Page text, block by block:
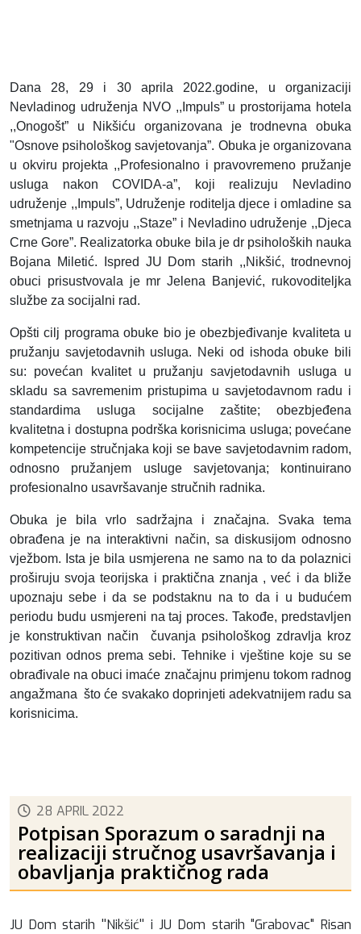
Dana 28, 29 i 30 aprila 2022.godine, u organizaciji
Nevladinog udruženja NVO ,,Impuls” u prostorijama hotela
,,Onogošt” u Nikšiću organizovana je trodnevna obuka
"Osnove psihološkog savjetovanja”. Obuka je organizovana
u okviru projekta ,,Profesionalno i pravovremeno pružanje
usluga nakon COVIDA-a”, koji realizuju Nevladino
udruženje ,,Impuls”, Udruženje roditelja djece i omladine sa
smetnjama u razvoju ,,Staze” i Nevladino udruženje ,,Djeca
Crne Gore”. Realizatorka obuke bila je dr psiholoških nauka
Bojana Miletić. Ispred JU Dom starih ,,Nikšić, trodnevnoj
obuci prisustvovala je mr Jelena Banjević, rukovoditeljka
službe za socijalni rad.
Opšti cilj programa obuke bio je obezbjeđivanje kvaliteta u
pružanju savjetodavnih usluga. Neki od ishoda obuke bili
su: povećan kvalitet u pružanju savjetodavnih usluga u
skladu sa savremenim pristupima u savjetodavnom radu i
standardima usluga socijalne zaštite; obezbjeđena
kvalitetna i dostupna podrška korisnicima usluga; povećane
kompetencije stručnjaka koji se bave savjetodavnim radom,
odnosno pružanjem usluge savjetovanja; kontinuirano
profesionalno usavršavanje stručnih radnika.
Obuka je bila vrlo sadržajna i značajna. Svaka tema
obrađena je na interaktivni način, sa diskusijom odnosno
vježbom. Ista je bila usmjerena ne samo na to da polaznici
proširuju svoja teorijska i praktična znanja , već i da bliže
upoznaju sebe i da se podstaknu na to da i u budućem
periodu budu usmjereni na taj proces. Takođe, predstavljen
je konstruktivan način čuvanja psihološkog zdravlja kroz
pozitivan odnos prema sebi. Tehnike i vještine koje su se
obrađivale na obuci imaće značajnu primjenu tokom radnog
angažmana što će svakako doprinjeti adekvatnijem radu sa
korisnicima.
28 APRIL 2022
Potpisan Sporazum o saradnji na
realizaciji stručnog usavršavanja i
obavljanja praktičnog rada
JU Dom starih ''Nikšić'' i JU Dom starih "Grabovac" Risan